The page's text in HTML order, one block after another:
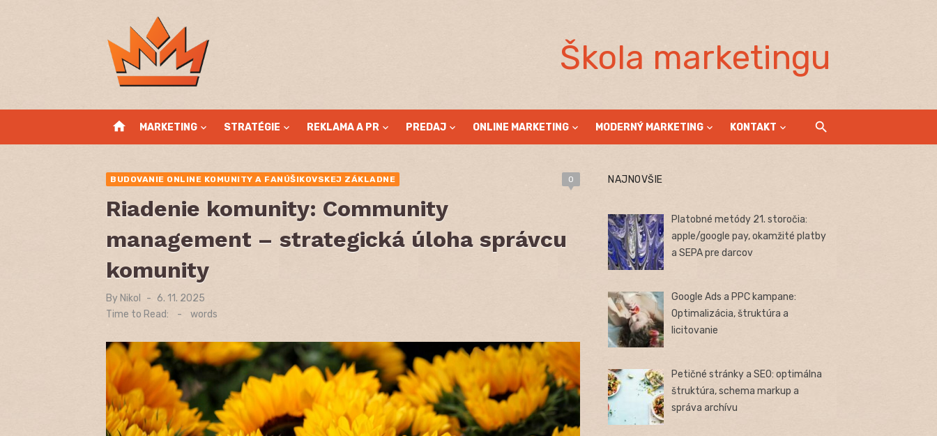
Škola marketingu
home MARKETING STRATÉGIE REKLAMA A PR PREDAJ ONLINE MARKETING MODERNÝ MARKETING KONTAKT
BUDOVANIE ONLINE KOMUNITY A FANÚŠIKOVSKEJ ZÁKLADNE 0
Riadenie komunity: Community
management – strategická úloha správcu
komunity
By Nikol
Posted
on
6. 11. 2025
Time to Read:
- words
NAJNOVŠIE
Platobné metódy 21. storočia:
apple/google pay, okamžité platby
a SEPA pre darcov
Google Ads a PPC kampane:
Optimalizácia, štruktúra a
licitovanie
Petičné stránky a SEO: optimálna
štruktúra, schema markup a
správa archívu